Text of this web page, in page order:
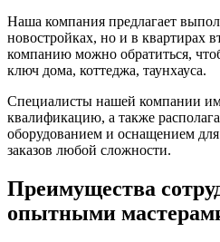
Наша компания предлагает
новостройках, но и в квартирах
компанию можно обратиться,
ключ дома, коттеджа, таунхауса.
Специалисты нашей компании
квалификацию, а также
оборудованием и оснащением
заказов любой сложности.
Преимущества
опытными